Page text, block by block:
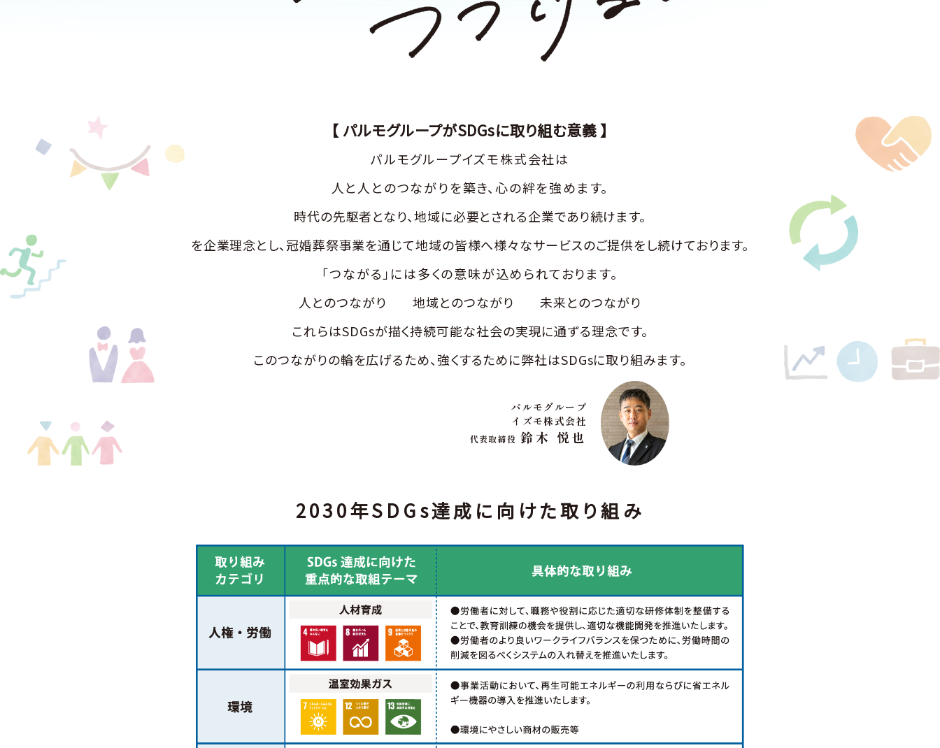
【 パルモグループがSDGsに取り組む意義 】
パルモグループイズモ株式会社は
人と人とのつながりを築き、心の絆を強めます。
時代の先駆者となり、地域に必要とされる企業であり続けます。
を企業理念とし、冠婚葬祭事業を通じて地域の皆様へ様々なサービスのご提供をし続けております。
「つながる」には多くの意味が込められております。
人とのつながり
地域とのつながり
未来とのつながり
これらはSDGsが描く持続可能な社会の実現に通ずる理念です。
このつながりの輪を広げるため、強くするために弊社はSDGsに取り組みます。
パルモグループ
イズモ株式会社
代表取締役 鈴木 悦也
2030年SDGs達成に向けた取り組み